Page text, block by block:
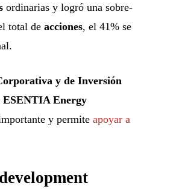
ordinarias y logró una sobre-
total de acciones, el 41% se
y de Inversión
ESENTIA Energy
y permite apoyar a